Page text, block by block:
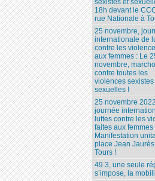
sexistes et
18h devant le
rue Nationale à
25 novembre,
internationale de
contre les
aux femmes : Le
novembre,
contre toutes les
violences sexistes
sexuelles !
25 novembre
journée
luttes contre les
faites aux femmes
Manifestation
place Jean
Tours !
49.3, une seule
s’impose, la